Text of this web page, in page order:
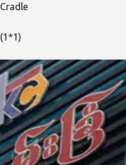
Cradle
(1*1)